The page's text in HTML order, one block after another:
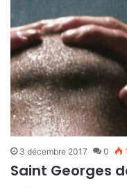
3 décembre 2017 0
Saint Georges